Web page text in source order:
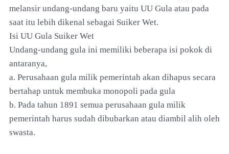
melansir undang-undang baru yaitu UU Gula atau pada
saat itu lebih dikenal sebagai Suiker Wet.
Isi UU Gula Suiker Wet
Undang-undang gula ini memiliki beberapa isi pokok di
antaranya,
a. Perusahaan gula milik pemerintah akan dihapus secara
bertahap untuk membuka monopoli pada gula
b. Pada tahun 1891 semua perusahaan gula milik
pemerintah harus sudah dibubarkan atau diambil alih oleh
swasta.